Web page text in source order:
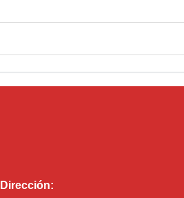
Dirección: